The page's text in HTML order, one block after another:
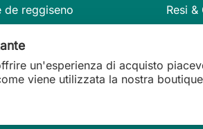
de reggiseno
nel dettaglio
regalo
& design
Resi &
un'esperienza di acquisto
viene utilizzata la nostra